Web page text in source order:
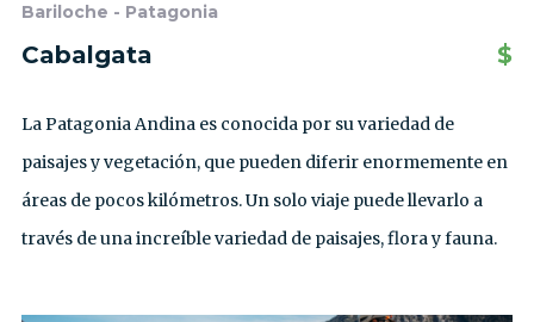
Bariloche - Patagonia
Cabalgata $
La Patagonia Andina es conocida por su variedad de
paisajes y vegetación, que pueden diferir enormemente en
áreas de pocos kilómetros. Un solo viaje puede llevarlo a
través de una increíble variedad de paisajes, flora y fauna.